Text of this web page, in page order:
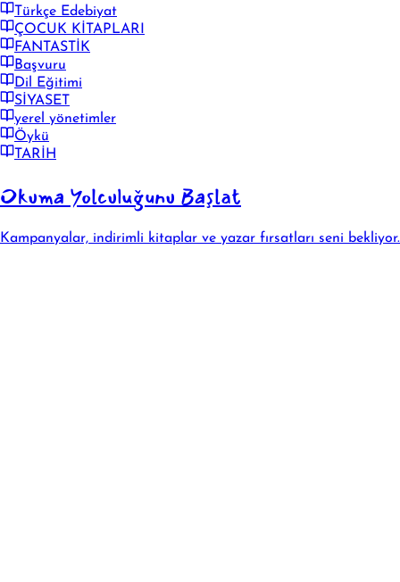
Türkçe Edebiyat
ÇOCUK KİTAPLARI
FANTASTİK
Başvuru
Dil Eğitimi
SİYASET
yerel yönetimler
Öykü
TARİH
Okuma Yolculuğunu Başlat
Kampanyalar, indirimli kitaplar ve yazar fırsatları seni bekliyor.